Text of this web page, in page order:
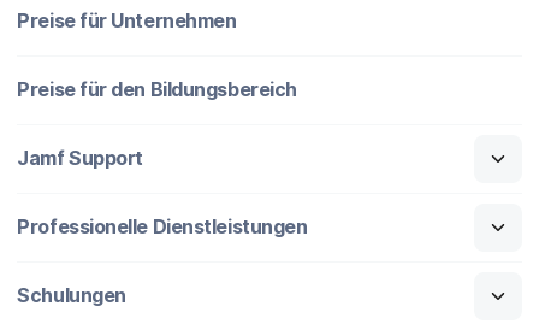
Preise für Unternehmen
Preise für den Bildungsbereich
Jamf Support
Professionelle Dienstleistungen
Schulungen